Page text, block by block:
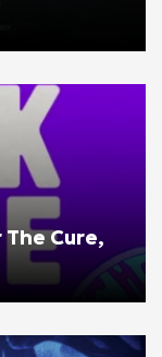
Cure,